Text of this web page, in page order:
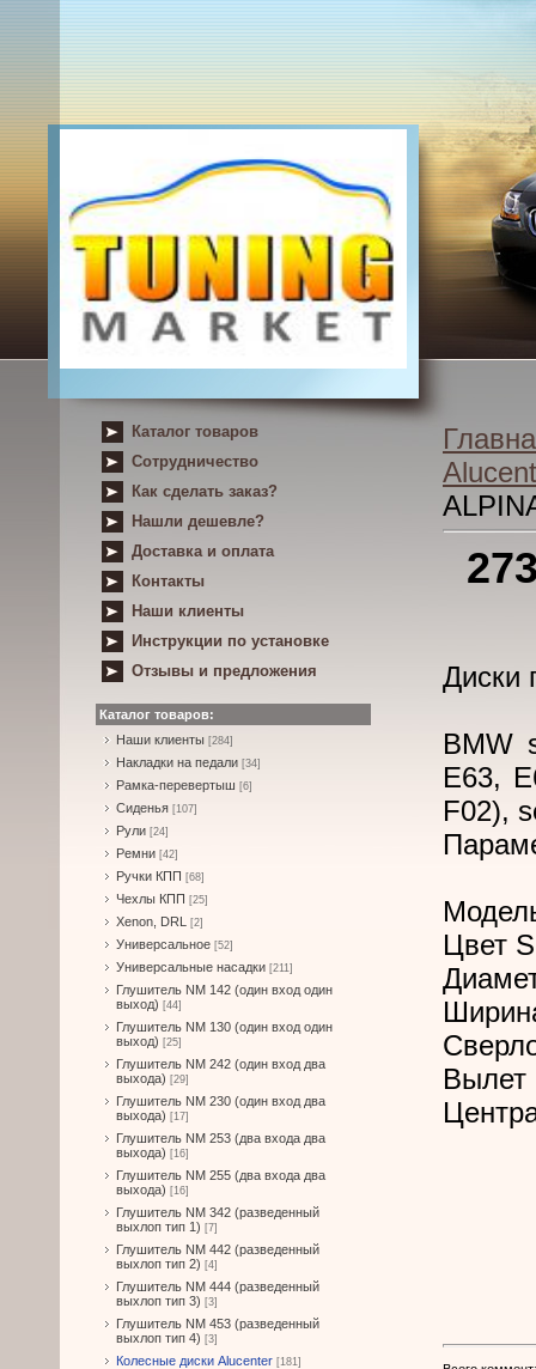
Каталог товаров
Сотрудничество
Как сделать заказ?
Нашли дешевле?
Доставка и оплата
Контакты
Наши клиенты
Инструкции по установке
Отзывы и предложения
Каталог товаров:
Наши клиенты [284]
Накладки на педали [34]
Рамка-перевертыш [6]
Сиденья [107]
Рули [24]
Ремни [42]
Ручки КПП [68]
Чехлы КПП [25]
Xenon, DRL [2]
Универсальное [52]
Универсальные насадки [211]
Глушитель NM 142 (один вход один
выход) [44]
Глушитель NM 130 (один вход один
выход) [25]
Глушитель NM 242 (один вход два
выхода) [29]
Глушитель NM 230 (один вход два
выхода) [17]
Глушитель NM 253 (два входа два
выхода) [16]
Глушитель NM 255 (два входа два
выхода) [16]
Глушитель NM 342 (разведенный
выхлоп тип 1) [7]
Глушитель NM 442 (разведенный
выхлоп тип 2) [4]
Глушитель NM 444 (разведенный
выхлоп тип 3) [3]
Глушитель NM 453 (разведенный
выхлоп тип 4) [3]
Колесные диски Alucenter [181]
Диски
BMW
E63,
F02),
Цвет
Вылет